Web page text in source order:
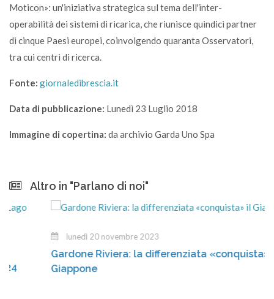
Moticon»: un'iniziativa strategica sul tema dell'inter-
operabilità dei sistemi di ricarica, che riunisce quindici partner
di cinque Paesi europei, coinvolgendo quaranta Osservatori,
tra cui centri di ricerca.
Fonte: giornaledibrescia.it
Data di pubblicazione: Lunedì 23 Luglio 2018
Immagine di copertina: da archivio Garda Uno Spa
Altro in "Parlano di noi"
lunedì 20 novembre 2023
Gardone Riviera: la differenziata «conquista» il
Giappone